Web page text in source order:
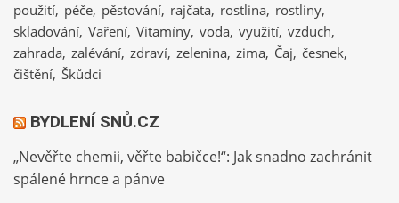
použití péče pěstování rajčata rostlina rostliny
skladování Vaření Vitamíny voda využití vzduch
zahrada zalévání zdraví zelenina zima Čaj česnek
čištění Škůdci
BYDLENÍ SNŮ.CZ
„Nevěřte chemii, věřte babičce!“: Jak snadno zachránit
spálené hrnce a pánve